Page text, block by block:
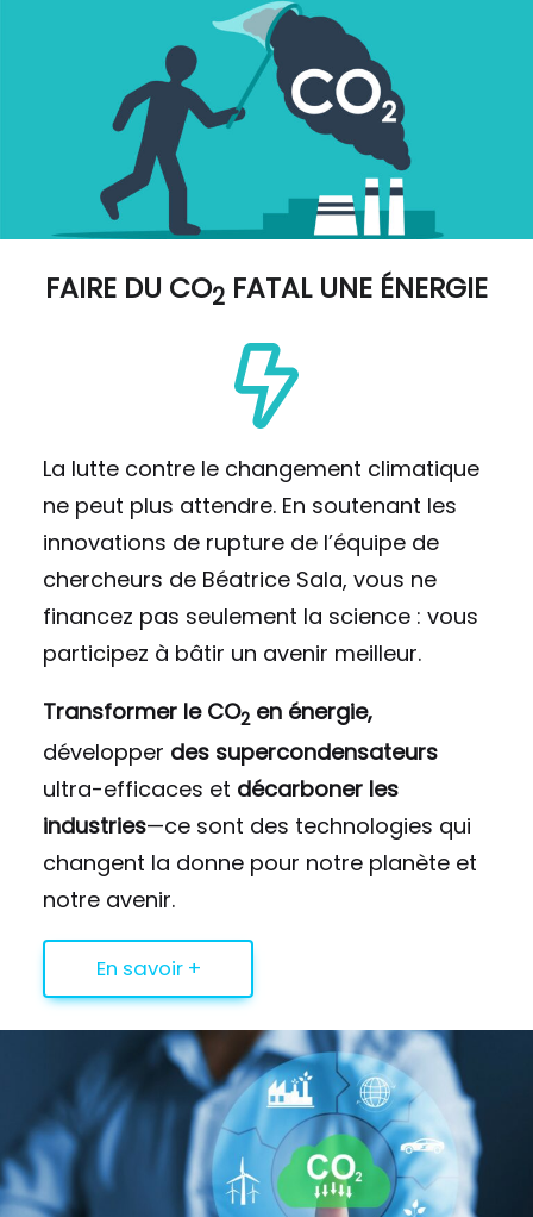
FAIRE DU CO2 FATAL UNE ÉNERGIE
La lutte contre le changement climatique
ne peut plus attendre. En soutenant les
innovations de rupture de l’équipe de
chercheurs de Béatrice Sala, vous ne
financez pas seulement la science : vous
participez à bâtir un avenir meilleur.
Transformer le CO2 en énergie,
développer des supercondensateurs
ultra-efficaces et décarboner les
industries—ce sont des technologies qui
changent la donne pour notre planète et
notre avenir.
En savoir +